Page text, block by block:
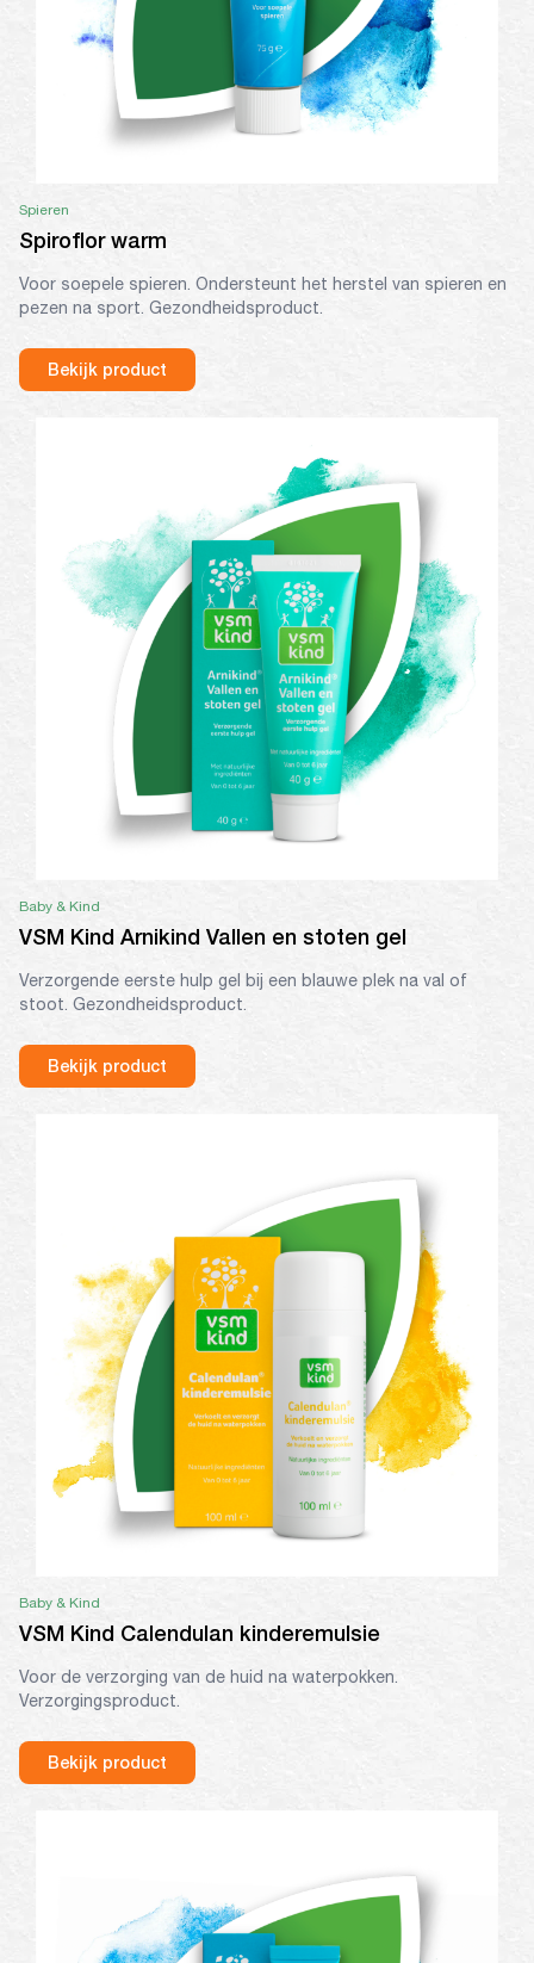
Spieren
Spiroflor warm
Voor soepele spieren. Ondersteunt het herstel van spieren en
pezen na sport. Gezondheidsproduct.
Bekijk product
Baby & Kind
VSM Kind Arnikind Vallen en stoten gel
Verzorgende eerste hulp gel bij een blauwe plek na val of
stoot. Gezondheidsproduct.
Bekijk product
Baby & Kind
VSM Kind Calendulan kinderemulsie
Voor de verzorging van de huid na waterpokken.
Verzorgingsproduct.
Bekijk product